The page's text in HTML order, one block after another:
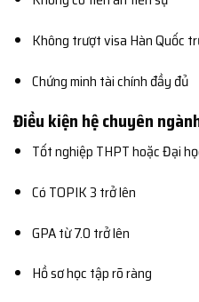
Không trượt visa Hàn Quốc
Chứng minh tài chính đầy đủ
Điều kiện hệ chuyên
Tốt nghiệp THPT hoặc Đại
Có TOPIK 3 trở lên
GPA từ 7.0 trở lên
Hồ sơ học tập rõ ràng